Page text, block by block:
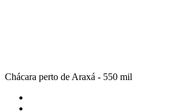
Chácara perto de Araxá - 550 mil